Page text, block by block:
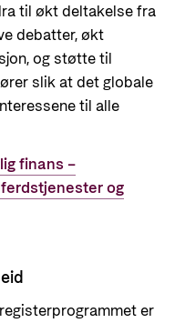
til økt deltakelse fra
debatter, økt
og støtte til
slik at det globale
til alle
finans –
og
er